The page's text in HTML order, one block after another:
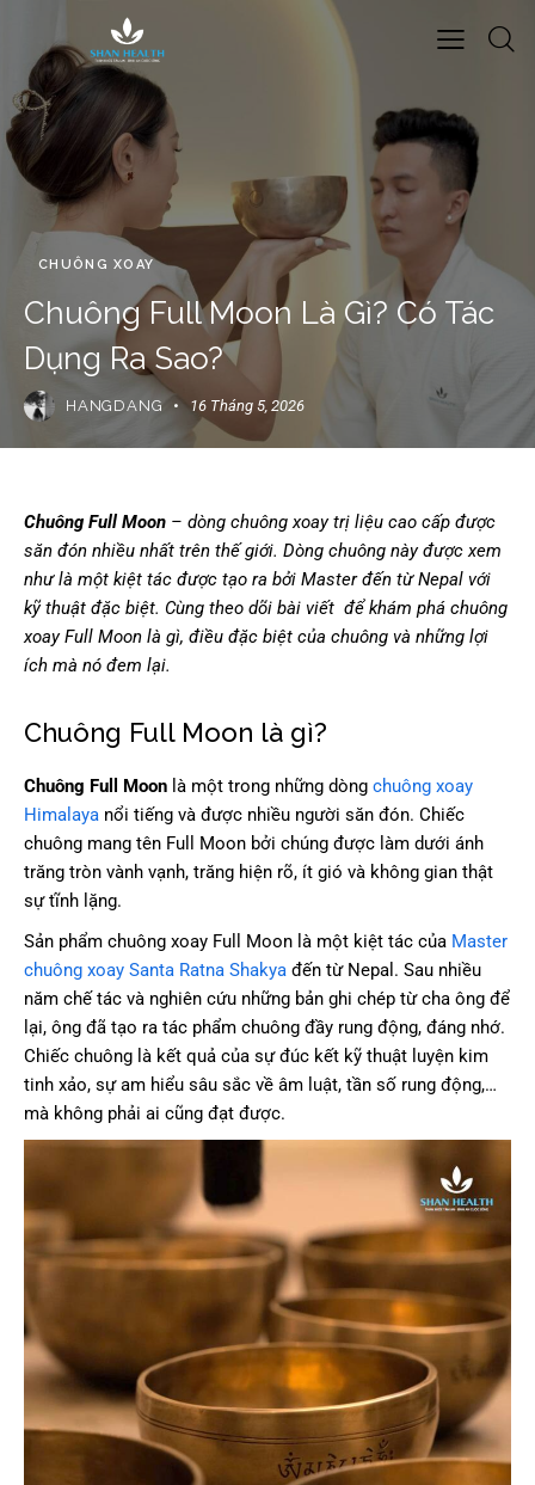
CHUÔNG XOAY
Chuông Full Moon Là Gì? Có Tác
Dụng Ra Sao?
HANGDANG 16 Tháng 5, 2026
Chuông Full Moon – dòng chuông xoay trị liệu cao cấp được
săn đón nhiều nhất trên thế giới. Dòng chuông này được xem
như là một kiệt tác được tạo ra bởi Master đến từ Nepal với
kỹ thuật đặc biệt. Cùng theo dõi bài viết để khám phá chuông
xoay Full Moon là gì, điều đặc biệt của chuông và những lợi
ích mà nó đem lại.
Chuông Full Moon là gì?
Chuông Full Moon là một trong những dòng chuông xoay
Himalaya nổi tiếng và được nhiều người săn đón. Chiếc
chuông mang tên Full Moon bởi chúng được làm dưới ánh
trăng tròn vành vạnh, trăng hiện rõ, ít gió và không gian thật
sự tĩnh lặng.
Sản phẩm chuông xoay Full Moon là một kiệt tác của Master
chuông xoay Santa Ratna Shakya đến từ Nepal. Sau nhiều
năm chế tác và nghiên cứu những bản ghi chép từ cha ông để
lại, ông đã tạo ra tác phẩm chuông đầy rung động, đáng nhớ.
Chiếc chuông là kết quả của sự đúc kết kỹ thuật luyện kim
tinh xảo, sự am hiểu sâu sắc về âm luật, tần số rung động,…
mà không phải ai cũng đạt được.